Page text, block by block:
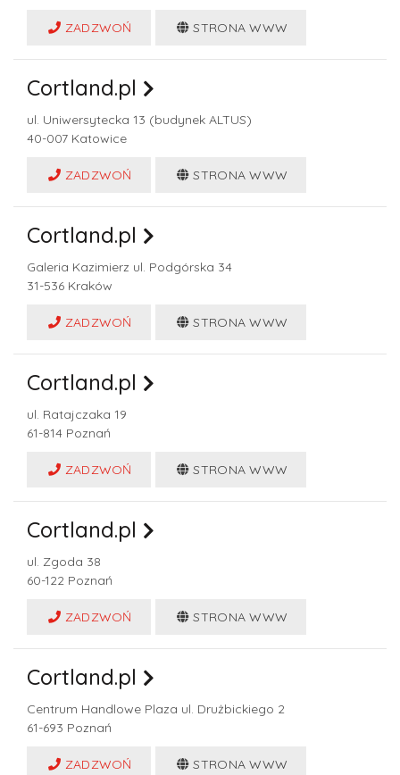
ZADZWOŃ STRONA WWW
Cortland.pl
ul. Uniwersytecka 13 (budynek ALTUS)
40-007 Katowice
ZADZWOŃ STRONA WWW
Cortland.pl
Galeria Kazimierz ul. Podgórska 34
31-536 Kraków
ZADZWOŃ STRONA WWW
Cortland.pl
ul. Ratajczaka 19
61-814 Poznań
ZADZWOŃ STRONA WWW
Cortland.pl
ul. Zgoda 38
60-122 Poznań
ZADZWOŃ STRONA WWW
Cortland.pl
Centrum Handlowe Plaza ul. Drużbickiego 2
61-693 Poznań
ZADZWOŃ STRONA WWW